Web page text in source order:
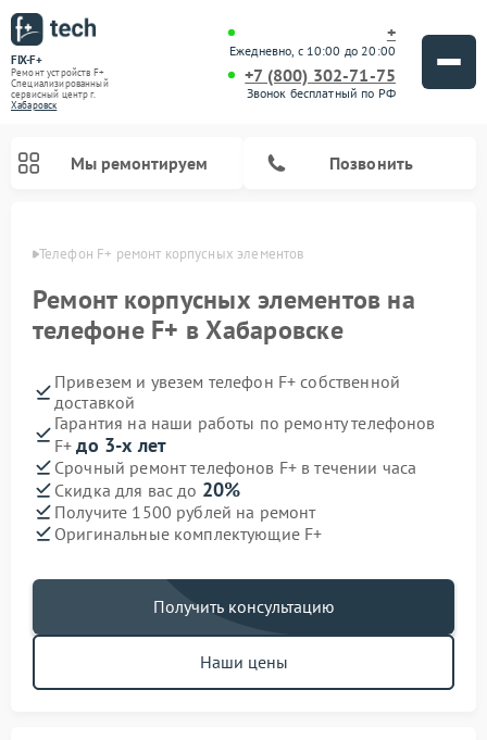
FIX-F+
Ремонт устройств F+
Специализированный
cервисный центр г.
Хабаровск
+
Ежедневно, с 10:00 до 20:00
+7 (800) 302-71-75
Звонок бесплатный по РФ
Мы ремонтируем Позвонить
Телефон F+ ремонт корпусных элементов
Ремонт корпусных элементов на
телефоне F+ в Хабаровске
Привезем и увезем телефон F+ собственной
доставкой
Гарантия на наши работы по ремонту телефонов
F+до 3-х лет
Срочный ремонт телефонов F+ в течении часа
Скидка для вас до 20%
Получите 1500 рублей на ремонт
Оригинальные комплектующие F+
Получить консультацию
Наши цены